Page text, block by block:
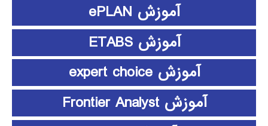
آموزش ePLAN
آموزش ETABS
آموزش expert choice
آموزش Frontier Analyst